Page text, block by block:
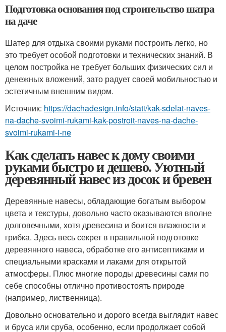
Подготовка основания под строительство шатра
на даче
Шатер для отдыха своими руками построить легко, но
это требует особой подготовки и технических знаний. В
целом постройка не требует больших физических сил и
денежных вложений, зато радует своей мобильностью и
эстетичным внешним видом.
Источник: https://dachadesign.info/stati/kak-sdelat-naves-
na-dache-svoimi-rukami-kak-postroit-naves-na-dache-
svoimi-rukami-i-ne
Как сделать навес к дому своими
руками быстро и дешево. Уютный
деревянный навес из досок и бревен
Деревянные навесы, обладающие богатым выбором
цвета и текстуры, довольно часто оказываются вполне
долговечными, хотя древесина и боится влажности и
грибка. Здесь весь секрет в правильной подготовке
деревянного навеса, обработке его антисептиками и
специальными красками и лаками для открытой
атмосферы. Плюс многие породы древесины сами по
себе способны отлично противостоять природе
(например, лиственница).
Довольно основательно и дорого всегда выглядит навес
и бруса или сруба, особенно, если продолжает собой